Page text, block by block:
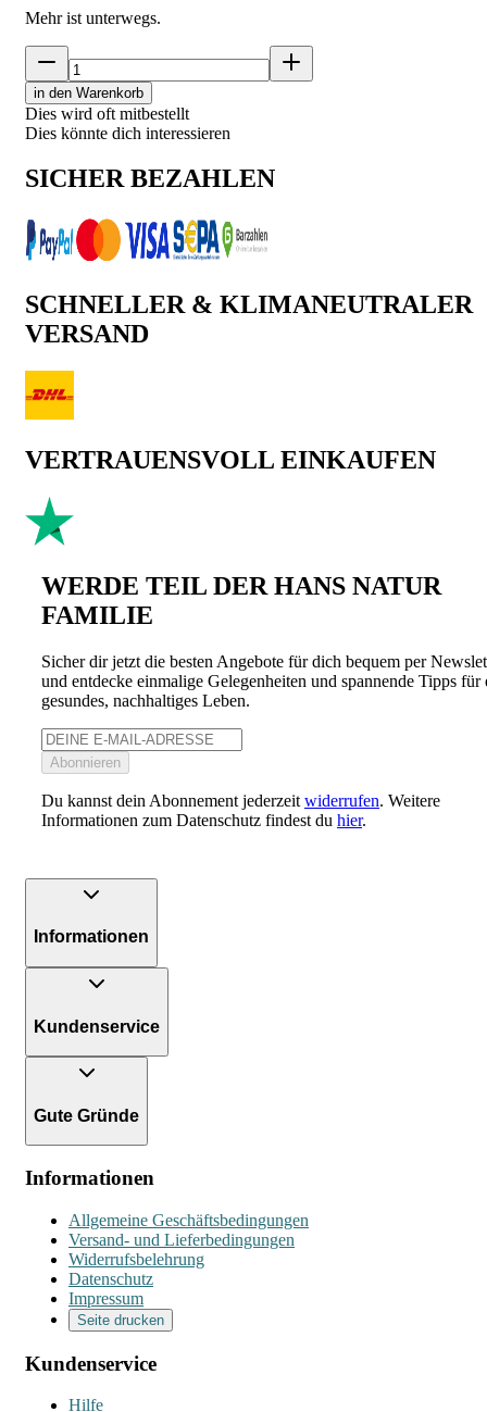
Mehr ist unterwegs.
in den Warenkorb
Dies wird oft mitbestellt
Dies könnte dich interessieren
SICHER BEZAHLEN
SCHNELLER & KLIMANEUTRALER
VERSAND
VERTRAUENSVOLL EINKAUFEN
WERDE TEIL DER HANS NATUR
FAMILIE
Sicher dir jetzt die besten Angebote für dich bequem per
und entdecke einmalige Gelegenheiten und spannende Tipps für
gesundes, nachhaltiges Leben.
Abonnieren
Du kannst dein Abonnement jederzeit widerrufen. Weitere
Informationen zum Datenschutz findest du hier.
Informationen
Kundenservice
Gute Gründe
Informationen
Allgemeine Geschäftsbedingungen
Versand- und Lieferbedingungen
Widerrufsbelehrung
Datenschutz
Impressum
Seite drucken
Kundenservice
Hilfe